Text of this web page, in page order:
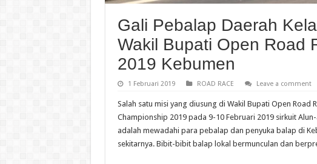
Gali Pebalap Daerah
Wakil Bupati Open Road
2019 Kebumen
1 Februari 2019 ROAD RACE Leave a comment
Salah satu misi yang diusung di Wakil Bupati Open Road
Championship 2019 pada 9-10 Februari 2019 sirkuit
adalah mewadahi para pebalap dan penyuka balap di
sekitarnya. Bibit-bibit balap lokal bermunculan dan